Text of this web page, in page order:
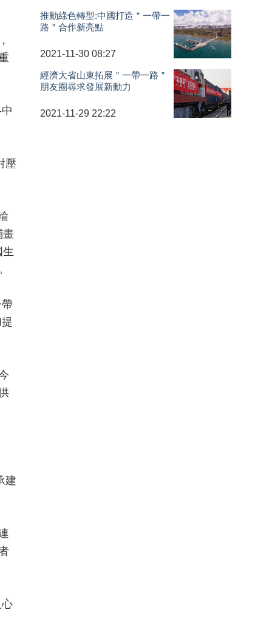
壓
畫
建
推動綠色轉型:中國打造＂一帶一
路＂合作新亮點
2021-11-30 08:27
經濟大省山東拓展＂一帶一路＂
朋友圈尋求發展新動力
2021-11-29 22:22